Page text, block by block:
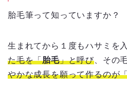
胎毛筆って知っていますか？
生まれてから１度もハサミを
た毛を「胎毛」と呼び 、その
やかな成長を願って作るのが